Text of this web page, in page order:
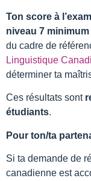
Ton score à
niveau 7 minimum
du cadre de
Linguistique
déterminer ta
Ces résultats sont
étudiants.
Pour ton/ta
Si ta demande de
canadienne est